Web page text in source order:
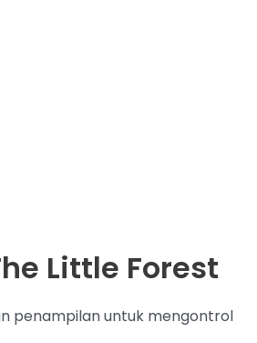
Little Forest
penampilan untuk mengontrol